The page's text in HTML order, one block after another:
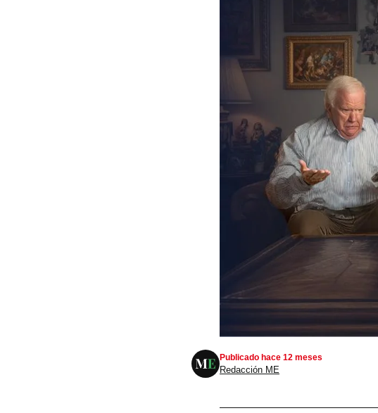
Publicado hace 12 meses
Redacción ME